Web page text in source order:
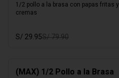
1/2 pollo a la brasa con papas fritas y
cremas
S/ 29.95S/ 79.90
(MAX) 1/2 Pollo a la Brasa